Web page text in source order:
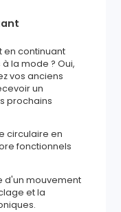
en continuant
la mode ? Oui,
vos anciens
un
prochains
circulaire en
fonctionnels
d'un mouvement
et la